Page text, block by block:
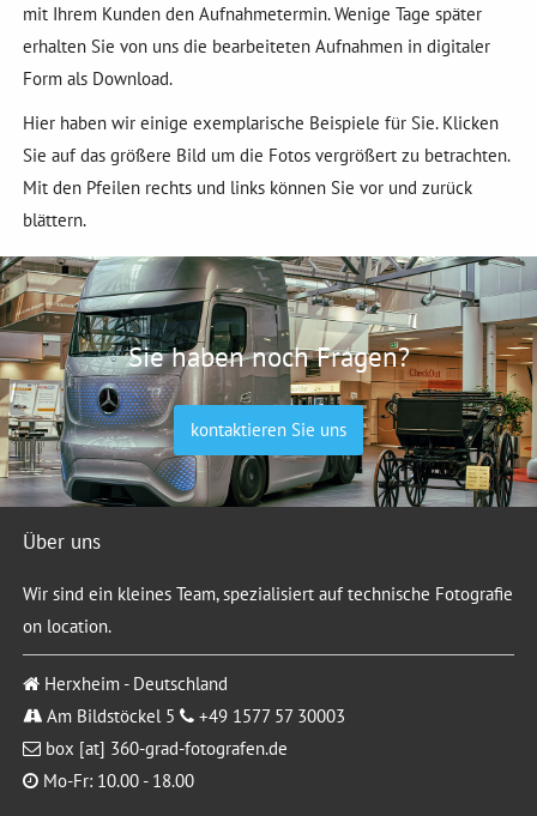
mit Ihrem Kunden den Aufnahmetermin. Wenige Tage später
erhalten Sie von uns die bearbeiteten Aufnahmen in digitaler
Form als Download.
Hier haben wir einige exemplarische Beispiele für Sie. Klicken
Sie auf das größere Bild um die Fotos vergrößert zu betrachten.
Mit den Pfeilen rechts und links können Sie vor und zurück
blättern.
Sie haben noch Fragen?
kontaktieren Sie uns
Über uns
Wir sind ein kleines Team, spezialisiert auf technische Fotografie
on location.
Herxheim - Deutschland
Am Bildstöckel 5
+49 1577 57 30003
box [at] 360-grad-fotografen.de
Mo-Fr: 10.00 - 18.00